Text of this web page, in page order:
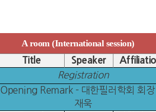
A room (International session)
Title Speaker
Registration
Opening Remark - 대한필러학회 회
재욱